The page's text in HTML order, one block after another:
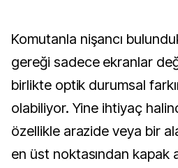
Komutanla nişancı
gereği sadece ekranlar
birlikte optik durumsal
olabiliyor. Yine ihtiyaç
özellikle arazide veya bir
en üst noktasından kapak